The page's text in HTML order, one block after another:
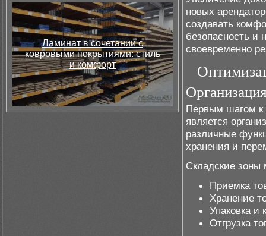
Ламинат в сочетании с
ковровыми покрытиями: стиль
и комфорт
новых
создавать
безопасность и
своевременно
Первым шагом к
является
различные
хранения и
Складские зоны
Приемка
Хранение
Упаковка и
Отгрузка